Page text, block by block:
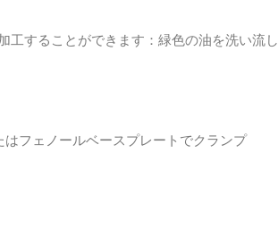
することができます：緑色の油を洗い流
フェノールベースプレートでクランプ